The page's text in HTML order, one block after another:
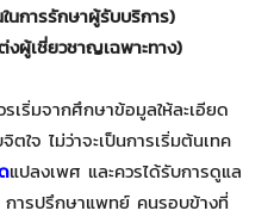
นการรักษาผู้รับบริการ)
ผู้เชี่ยวชาญเฉพาะทาง)
เริ่มจากศึกษาข้อมูลให้ละเอียด
ใจ ไม่ว่าจะเป็นการเริ่มต้นเทค
แปลงเพศ และควรได้รับการดูแล
การปรึกษาแพทย์ คนรอบข้างที่